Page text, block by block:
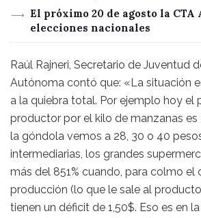
El próximo 20 de agosto la CTA
elecciones nacionales
Raúl Rajneri, Secretario de Juventud
Autónoma contó que: «La situación
a la quiebra total. Por ejemplo hoy el
productor por el kilo de manzanas es
la góndola vemos a 28, 30 o 40
intermediarias, los grandes
más del 851% cuando, para colmo el
producción (lo que le sale al
tienen un déficit de 1,50$. Eso es en